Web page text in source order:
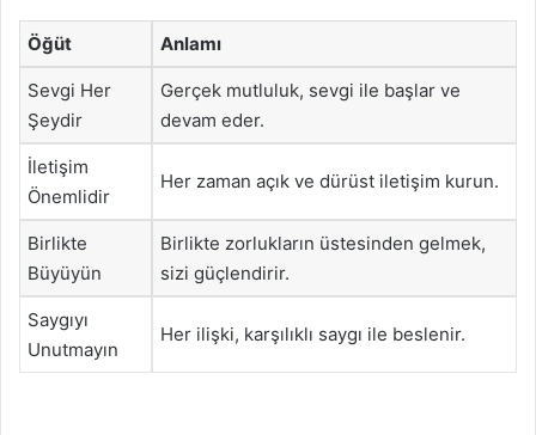
Öğüt Anlamı
Sevgi Her
Şeydir
Gerçek mutluluk, sevgi ile başlar ve
devam eder.
İletişim
Önemlidir
Her zaman açık ve dürüst iletişim kurun.
Birlikte
Büyüyün
Birlikte zorlukların üstesinden gelmek,
sizi güçlendirir.
Saygıyı
Unutmayın
Her ilişki, karşılıklı saygı ile beslenir.